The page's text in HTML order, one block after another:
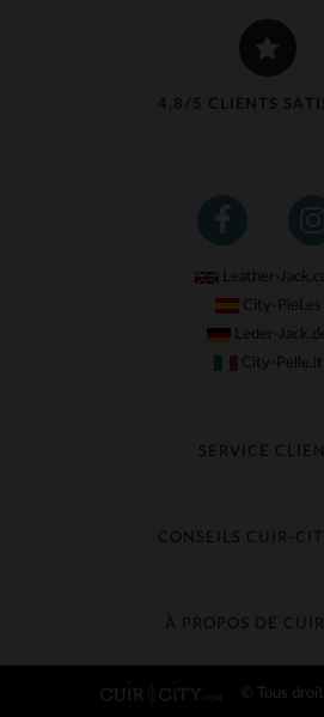
4,8/5 CLIENTS
Leather-
City-Piel.es
Leder-
City-Pelle.it
SERVICE
Échange &
Contacter le service
CONSEILS CUIR-
Guide des
À PROPOS DE
© Tous